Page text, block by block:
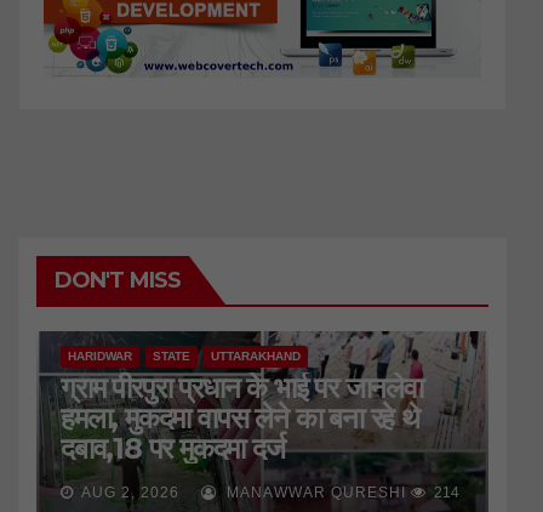
DON'T MISS
HARIDWAR STATE UTTARAKHAND
ग्राम पीरपुरा प्रधान के भाई पर जानलेवा
हमला, मुकदमा वापस लेने का बना रहे थे
दबाव,18 पर मुकदमा दर्ज
AUG 2, 2026 MANAWWAR QURESHI 214